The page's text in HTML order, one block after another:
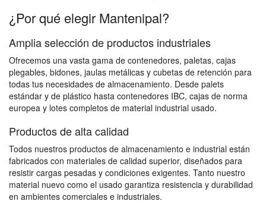
¿Por qué elegir Mantenipal?
Amplia selección de productos industriales
Ofrecemos una vasta gama de contenedores, paletas, cajas
plegables, bidones, jaulas metálicas y cubetas de retención para
todas tus necesidades de almacenamiento. Desde palets
estándar y de plástico hasta contenedores IBC, cajas de norma
europea y lotes completos de material industrial usado.
Productos de alta calidad
Todos nuestros productos de almacenamiento e industrial están
fabricados con materiales de calidad superior, diseñados para
resistir cargas pesadas y condiciones exigentes. Tanto nuestro
material nuevo como el usado garantiza resistencia y durabilidad
en ambientes comerciales e industriales.